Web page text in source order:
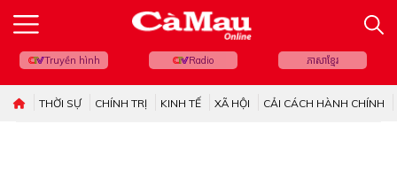
Truyền hình Radio ភាសាខ្មែរ
THỜI SỰ CHÍNH TRỊ KINH TẾ XÃ HỘI CẢI CÁCH HÀNH CHÍNH